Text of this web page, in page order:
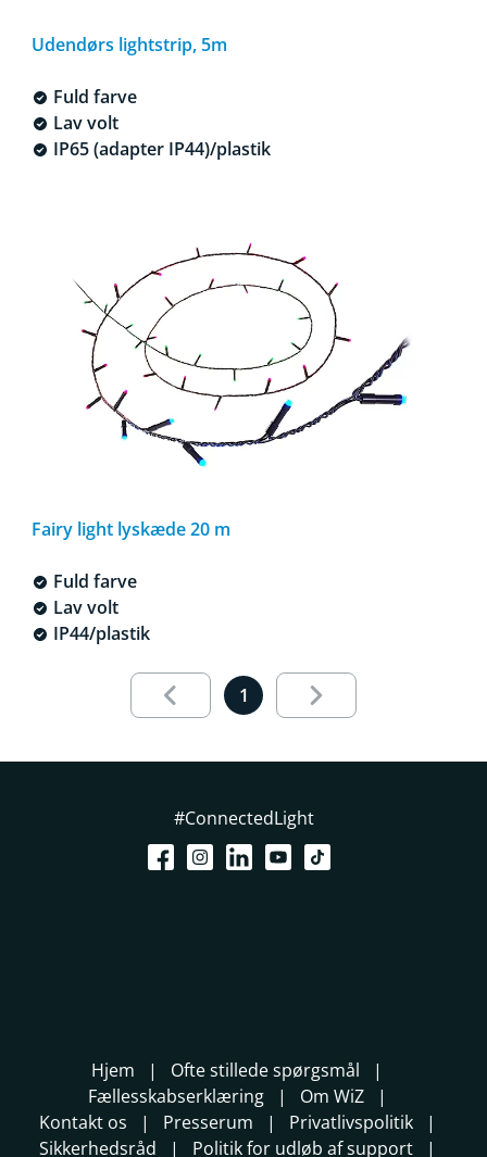
Udendørs lightstrip, 5m
Fuld farve
Lav volt
IP65 (adapter IP44)/plastik
Fairy light lyskæde 20 m
Fuld farve
Lav volt
IP44/plastik
Results page 1 out of 1 loaded
1
#ConnectedLight
Hjem
Ofte stillede spørgsmål
Fællesskabserklæring
Om WiZ
Kontakt os
Presserum
Privatlivspolitik
Sikkerhedsråd
Politik for udløb af support